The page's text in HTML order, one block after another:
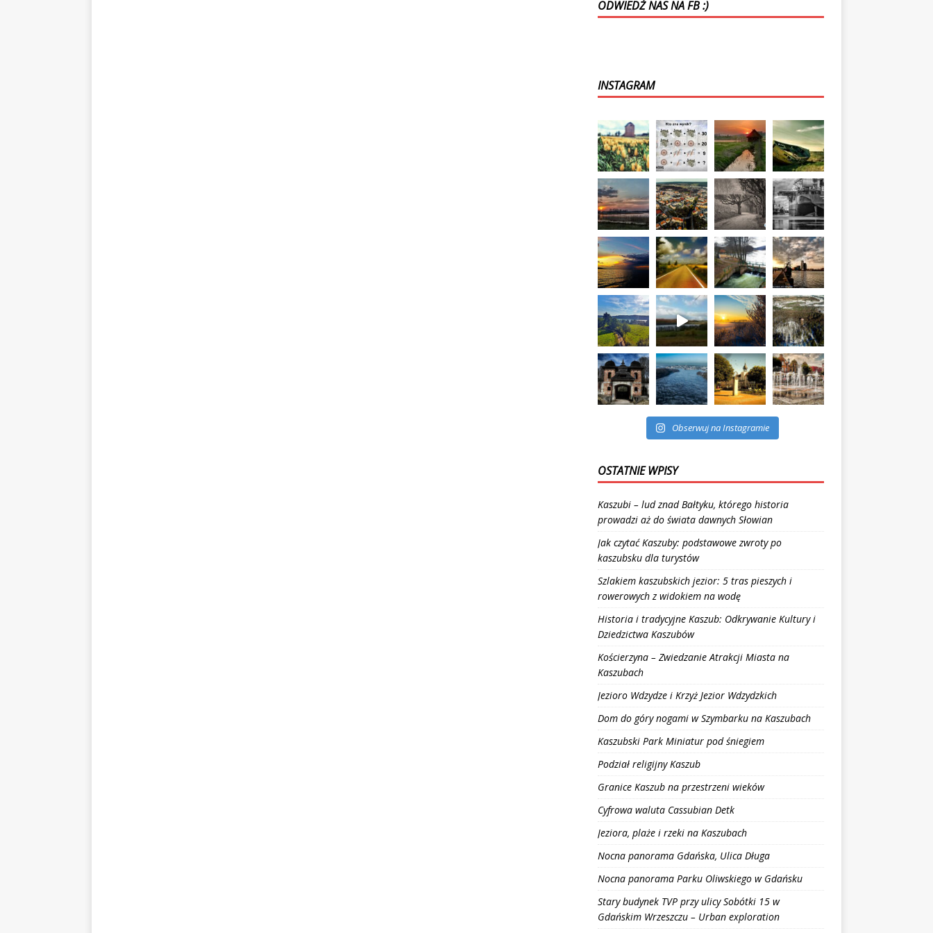
ODWIEDŹ NAS NA FB :)
INSTAGRAM
Obserwuj na Instagramie
OSTATNIE WPISY
Kaszubi – lud znad Bałtyku, którego historia
prowadzi aż do świata dawnych Słowian
Jak czytać Kaszuby: podstawowe zwroty po
kaszubsku dla turystów
Szlakiem kaszubskich jezior: 5 tras pieszych i
rowerowych z widokiem na wodę
Historia i tradycyjne Kaszub: Odkrywanie Kultury i
Dziedzictwa Kaszubów
Kościerzyna – Zwiedzanie Atrakcji Miasta na
Kaszubach
Jezioro Wdzydze i Krzyż Jezior Wdzydzkich
Dom do góry nogami w Szymbarku na Kaszubach
Kaszubski Park Miniatur pod śniegiem
Podział religijny Kaszub
Granice Kaszub na przestrzeni wieków
Cyfrowa waluta Cassubian Detk
Jeziora, plaże i rzeki na Kaszubach
Nocna panorama Gdańska, Ulica Długa
Nocna panorama Parku Oliwskiego w Gdańsku
Stary budynek TVP przy ulicy Sobótki 15 w
Gdańskim Wrzeszczu – Urban exploration